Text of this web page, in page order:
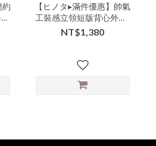
約
【ヒノタ▸滿件優惠】帥氣
工裝感立領短版背心外套-
ccc-109305▶
NT$1,380